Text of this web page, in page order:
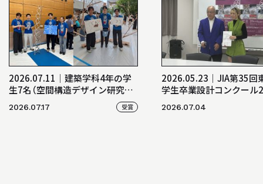
2026.07.11│建築学科4年の学
生7名（空間構造デザイン研究室）
が「日本建築学会・学生サマーセ
ミナー2026」にて協会賞及び選
2026.07.17 受賞
2026.05.23｜JIA第35回
学生卒業設計コンクール
（地域デザイン研究室（山
2026.07.04